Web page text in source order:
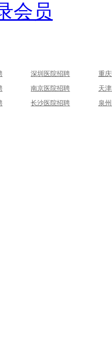
会员
深圳医院招聘
重
南京医院招聘
天
长沙医院招聘 泉